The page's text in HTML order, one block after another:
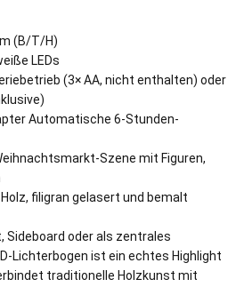
(B/T/H)
LEDs
(3× AA, nicht enthalten) oder
Automatische 6-Stunden-
Szene mit Figuren,
filigran gelasert und bemalt
Sideboard oder als zentrales
Lichterbogen ist ein echtes Highlight
traditionelle Holzkunst mit